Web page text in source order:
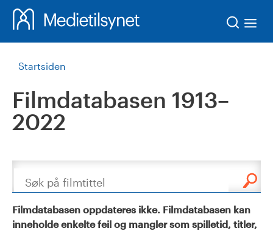
Startsiden
Filmdatabasen 1913–
2022
Søk
Filmdatabasen oppdateres ikke. Filmdatabasen kan
inneholde enkelte feil og mangler som spilletid, titler,